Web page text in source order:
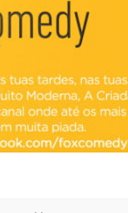
está também